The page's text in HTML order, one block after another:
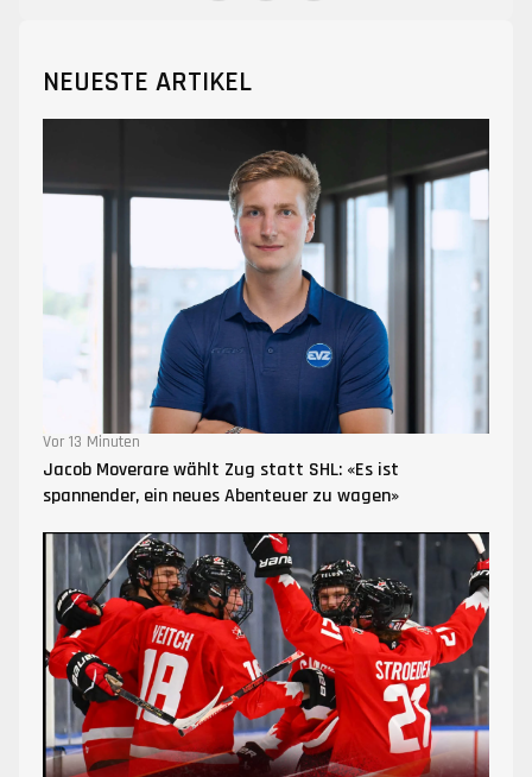
NEUESTE ARTIKEL
Vor 13 Minuten
Jacob Moverare wählt Zug statt SHL: «Es ist
spannender, ein neues Abenteuer zu wagen»